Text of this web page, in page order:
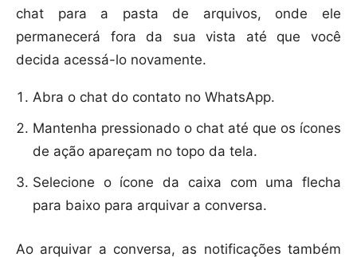
chat para a pasta de arquivos, onde ele
permanecerá fora da sua vista até que você
decida acessá-lo novamente.
Abra o chat do contato no WhatsApp.
Mantenha pressionado o chat até que os ícones
de ação apareçam no topo da tela.
Selecione o ícone da caixa com uma flecha
para baixo para arquivar a conversa.
Ao arquivar a conversa, as notificações também